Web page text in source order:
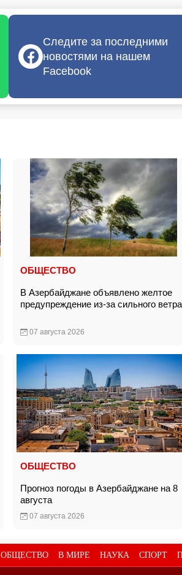
Следите за последними
новостями на нашем
Facebook
ОБЩЕСТВО
В Азербайджане объявлено желтое
предупреждение из-за сильного ветра
07 августа 2026
ОБЩЕСТВО
Прогноз погоды в Азербайджане на 8
августа
07 августа 2026
ОБЩЕСТВО В МИРЕ НАУКА СПОРТ